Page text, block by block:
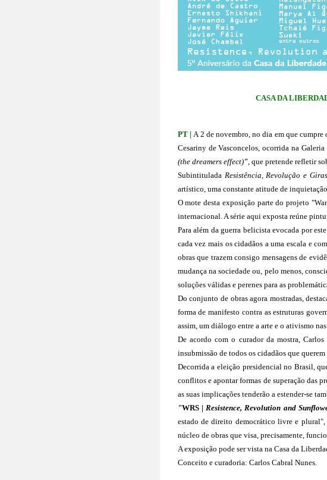
CASA DA
PT | A 2 de novembro, no dia em que
Cesariny de Vasconcelos, ocorrida na
(the dreamers effect)", que pretende refletir
Subintitulada Resistência, Revolução e
artístico, uma constante atitude de
O mote desta exposição parte do projeto
internacional. A série aqui exposta reúne
Para além da guerra belicista evocada por
cada vez mais os cidadãos a uma escala e
obras que trazem consigo mensagens de
mudança na sociedade ou, pelo menos,
soluções válidas e perenes para as
Do conjunto de obras agora mostradas,
forma de manifesto contra as estruturas
assim, um diálogo entre a arte e o ativismo
De acordo com o curador da mostra,
insubmissão de todos os cidadãos que
Decorrida a eleição presidencial no Brasil,
conflitos e apontar formas de superação das
as suas implicações tenderão a estender-se
"WRS | Resistence, Revolution and
estado de direito democrático livre e plural",
núcleo de obras que visa, precisamente,
A exposição pode ser vista na Casa da
Conceito e curadoria: Carlos Cabral Nunes.